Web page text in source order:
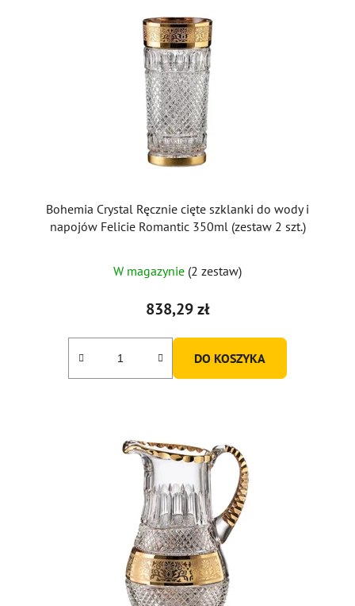
Bohemia Crystal Ręcznie cięte szklanki do wody i
napojów Felicie Romantic 350ml (zestaw 2 szt.)
W magazynie (2 zestaw)
838,29 zł
DO KOSZYKA